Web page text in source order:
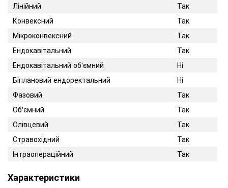
Лінійний
Так
Конвексний
Так
Мікроконвексний
Так
Ендокавітальний
Так
Ендокавітальний об'ємний
Ні
Біплановий ендоректальний
Ні
Фазовий
Так
Об'ємний
Так
Олівцевий
Так
Стравохідний
Так
Інтраопераційний
Так
Характеристики